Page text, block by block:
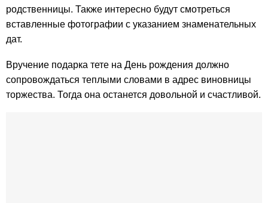
родственницы. Также интересно будут смотреться
вставленные фотографии с указанием знаменательных
дат.
Вручение подарка тете на День рождения должно
сопровождаться теплыми словами в адрес виновницы
торжества. Тогда она останется довольной и счастливой.